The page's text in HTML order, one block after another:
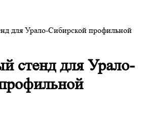
для Урало-Сибирской профильной
стенд для Урало-